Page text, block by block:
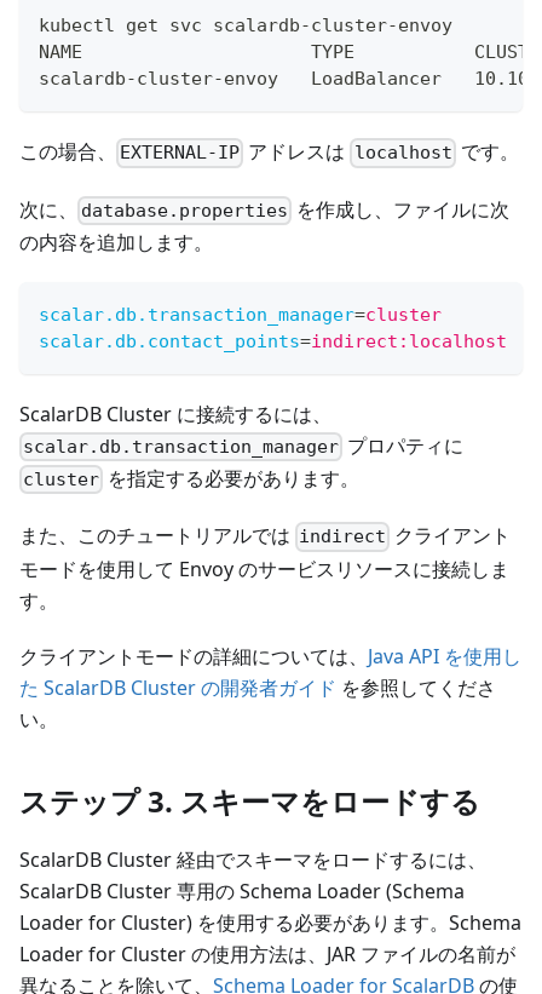
kubectl get svc scalardb-cluster-envoy
NAME                     TYPE
scalardb-cluster-envoy   LoadBalancer
この場合、 EXTERNAL-IP アドレスは localhost です。
次に、 database.properties を作成し、ファイルに次
の内容を追加します。
scalar.db.transaction_manager=cluster
scalar.db.contact_points=indirect:localhost
ScalarDB Cluster に接続するには、
scalar.db.transaction_manager プロパティに
cluster を指定する必要があります。
また、このチュートリアルでは indirect クライアント
モードを使用して Envoy のサービスリソースに接続しま
す。
クライアントモードの詳細については、 Java API を使用し
た ScalarDB Cluster の開発者ガイド を参照してくださ
い。
ステップ 3. スキーマをロードする
ScalarDB Cluster 経由でスキーマをロードするには、
ScalarDB Cluster 専用の Schema Loader (Schema
Loader for Cluster) を使用する必要があります。Schema
Loader for Cluster の使用方法は、JAR ファイルの名前が
異なることを除いて、 Schema Loader for ScalarDBの使